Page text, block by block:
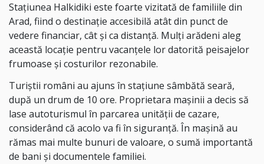
Stațiunea Halkidiki este foarte vizitată de familiile din
Arad, fiind o destinație accesibilă atât din punct de
vedere financiar, cât și ca distanță. Mulți arădeni aleg
această locație pentru vacanțele lor datorită peisajelor
frumoase și costurilor rezonabile.
Turiștii români au ajuns în stațiune sâmbătă seară,
după un drum de 10 ore. Proprietara mașinii a decis să
lase autoturismul în parcarea unității de cazare,
considerând că acolo va fi în siguranță. În mașină au
rămas mai multe bunuri de valoare, o sumă importantă
de bani și documentele familiei.